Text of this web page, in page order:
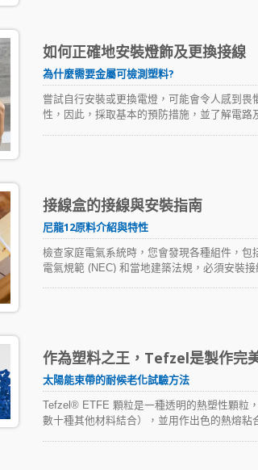
如何正確地安裝燈飾及更換接線
為什麼需要金屬可檢測塑料?
嘗試自行安裝或更換電燈，可能會令人感到
性，因此，採取基本的預防措施，並了解電路
接線盒的接線與安裝指南
尼龍12原料介紹與特性
檢查家庭電氣系統時，您會發現各種組件，
電氣規範 (NEC) 和當地建築法規，必須安裝
作為塑料之王，Tefzel是製作完
太陽能束帶的耐候老化試驗方法
Tefzel® ETFE 顆粒是一種透明的熱塑性顆粒
數十種其他材料結合），並用作出色的熱熔